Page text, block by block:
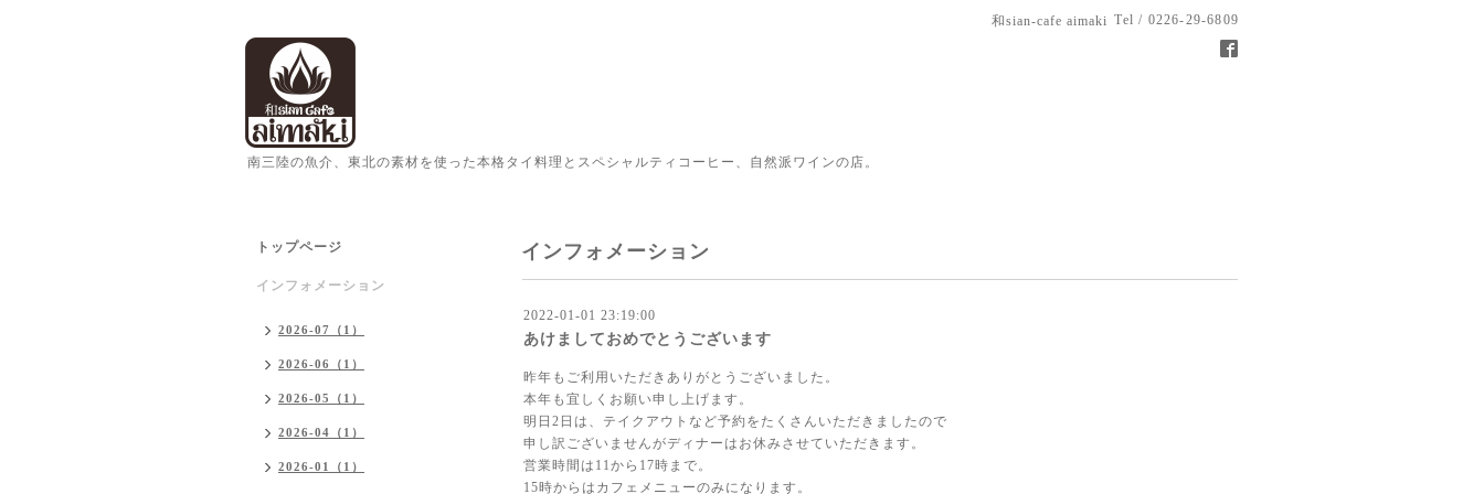
和sian-cafe aimaki Tel / 0226-29-6809
南三陸の魚介、東北の素材を使った本格タイ料理とスペシャルティコーヒー、自然派ワインの店。
インフォメーション
2022-01-01 23:19:00
あけましておめでとうございます
昨年もご利用いただきありがとうございました。
本年も宜しくお願い申し上げます。
明日2日は、テイクアウトなど予約をたくさんいただきましたので
申し訳ございませんがディナーはお休みさせていただきます。
営業時間は11から17時まで。
15時からはカフェメニューのみになります。
トップページ
インフォメーション
2026-07（1）
2026-06（1）
2026-05（1）
2026-04（1）
2026-01（1）